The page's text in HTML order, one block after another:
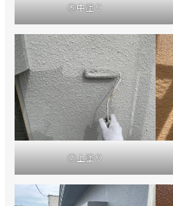
⑤中塗り
⑦上塗り